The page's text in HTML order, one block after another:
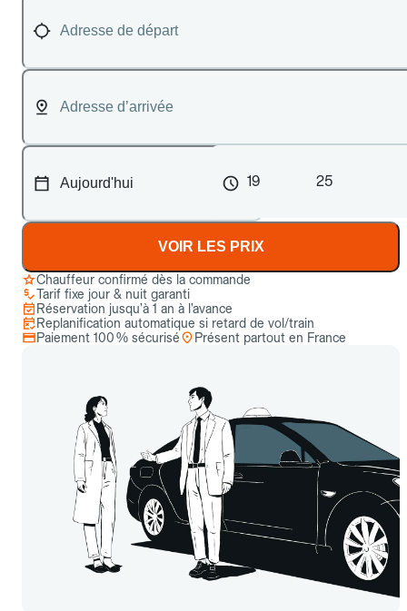
19 25
VOIR LES PRIX
Chauffeur confirmé dès la commande
Tarif fixe jour & nuit garanti
Réservation jusqu’à 1 an à l’avance
Replanification automatique si retard de vol/train
Paiement 100 % sécurisé
Présent partout en France